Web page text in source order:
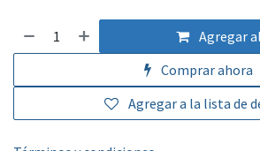
Agregar
Comprar ahora
Agregar a la lista de